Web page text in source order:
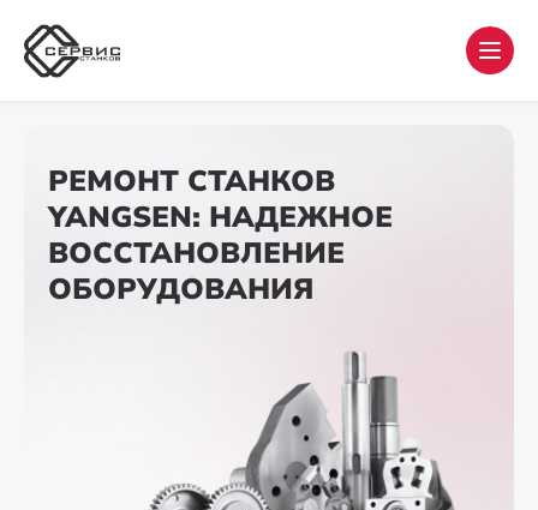
РЕМОНТ СТАНКОВ
YANGSEN: НАДЕЖНОЕ
ВОССТАНОВЛЕНИЕ
ОБОРУДОВАНИЯ